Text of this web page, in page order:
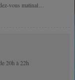
vous matinal
20h à 22h